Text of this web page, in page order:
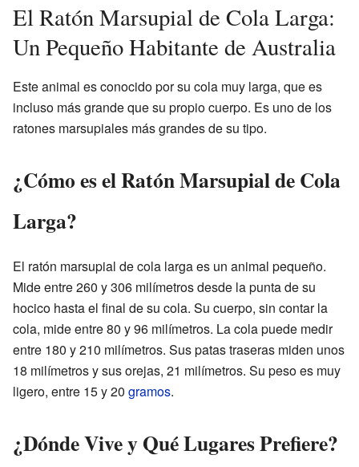
El Ratón Marsupial de Cola Larga:
Un Pequeño Habitante de Australia
Este animal es conocido por su cola muy larga, que es
incluso más grande que su propio cuerpo. Es uno de los
ratones marsupiales más grandes de su tipo.
¿Cómo es el Ratón Marsupial de Cola
Larga?
El ratón marsupial de cola larga es un animal pequeño.
Mide entre 260 y 306 milímetros desde la punta de su
hocico hasta el final de su cola. Su cuerpo, sin contar la
cola, mide entre 80 y 96 milímetros. La cola puede medir
entre 180 y 210 milímetros. Sus patas traseras miden unos
18 milímetros y sus orejas, 21 milímetros. Su peso es muy
ligero, entre 15 y 20 gramos.
¿Dónde Vive y Qué Lugares Prefiere?